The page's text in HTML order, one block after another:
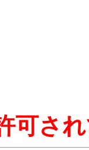
可さ